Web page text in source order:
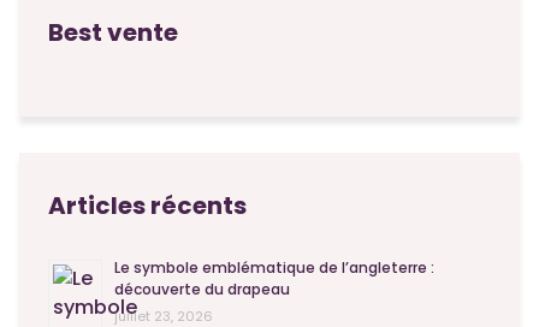
Best vente
Articles récents
Le symbole emblématique de l’angleterre :
découverte du drapeau
juillet 23, 2026